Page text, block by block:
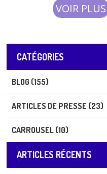
fierté et légitimité.VOIR PLUS
CATÉGORIES
BLOG (155)
ARTICLES DE PRESSE (23)
CARROUSEL (10)
ARTICLES RÉCENTS